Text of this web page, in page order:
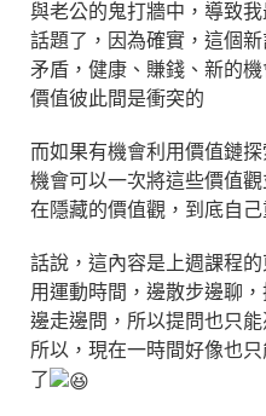
與老公的鬼打牆中，導致
話題了，因為確實，這個
矛盾，健康、賺錢、新的
價值彼此間是衝突的
而如果有機會利用價值鏈
機會可以一次將這些價值
在隱藏的價值觀，到底自
話說，這內容是上週課程
用運動時間，邊散步邊聊
邊走邊問，所以提問也只
所以，現在一時間好像也
了